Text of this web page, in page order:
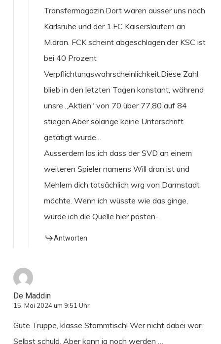
Transfermagazin.Dort waren ausser uns noch
Karlsruhe und der 1.FC Kaiserslautern an
M.dran. FCK scheint abgeschlagen,der KSC ist
bei 40 Prozent
Verpflichtungswahrscheinlichkeit.Diese Zahl
blieb in den letzten Tagen konstant, während
unsre „Aktien“ von 70 über 77,80 auf 84
stiegen.Aber solange keine Unterschrift
getätigt wurde…
Ausserdem las ich dass der SVD an einem
weiteren Spieler namens Will dran ist und
Mehlem dich tatsächlich wrg von Darmstadt
möchte. Wenn ich wüsste wie das ginge,
würde ich die Quelle hier posten…
Antworten
De Maddin
15. Mai 2024 um 9:51 Uhr
Gute Truppe, klasse Stammtisch! Wer nicht dabei war:
Selbst schuld. Aber kann ja noch werden …